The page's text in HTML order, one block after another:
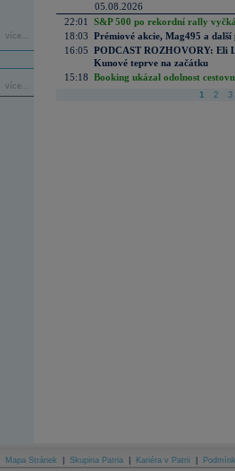
více...
více...
05.08.2026
22:01
S&P 500 po rekordní rally
18:03 Prémiové akcie, Mag495 a
16:05 PODCAST ROZHOVORY: Eli
Kunové teprve na začátku
15:18 Booking ukázal odolnost
1 2 3
Mapa Stránek Skupina Patria Kariéra v Patrii